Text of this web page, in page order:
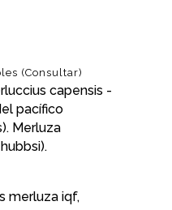
(Consultar)
capensis -
pacífico
Merluza
merluza iqf,